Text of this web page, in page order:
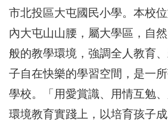
市北投區大屯國民小學。本校
內大屯山山腰，屬大學區，自
般的教學環境，強調全人教育
子自在快樂的學習空間，是一
學校。「用愛賞識、用情互勉
環境教育實踐上，以培育孩子